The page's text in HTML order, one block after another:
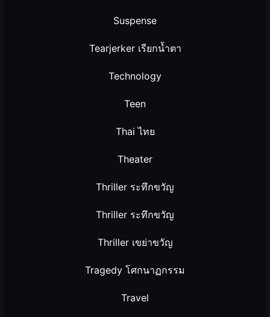
Suspense
Tearjerker เรียกน้ำตา
Technology
Teen
Thai ไทย
Theater
Thriller ระทึกขวัญ
Thriller ระทึกขวัญ
Thriller เขย่าขวัญ
Tragedy โศกนาฏกรรม
Travel